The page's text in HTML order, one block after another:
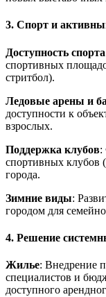
3. Спорт и
Доступность спорта
спортивных
стритбол).
Ледовые арены и
доступности к
взрослых.
Поддержка клубов:
спортивных клубов
города.
Зимние виды:
городом для
4. Решение
Жилье: Внедрение
специалистов и
доступного